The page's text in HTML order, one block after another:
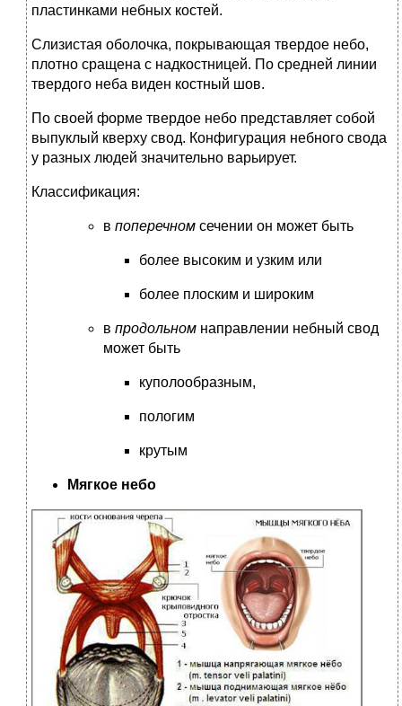
пластинками небных костей.
Слизистая оболочка, покрывающая твердое небо,
плотно сращена с надкостницей. По средней линии
твердого неба виден костный шов.
По своей форме твердое небо представляет собой
выпуклый кверху свод. Конфигурация небного свода
у разных людей значительно варьирует.
Классификация:
в поперечном сечении он может быть
более высоким и узким или
более плоским и широким
в продольном направлении небный свод
может быть
куполообразным,
пологим
крутым
Мягкое небо